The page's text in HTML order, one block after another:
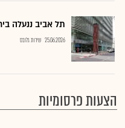
תל אביב ננעלה
25.06.2026 שירות גלובס
הצעות פרסומיות